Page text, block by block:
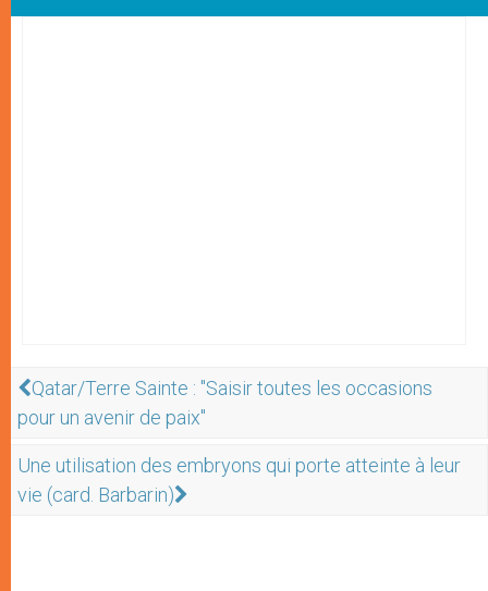
Qatar/Terre Sainte : "Saisir toutes les occasions
pour un avenir de paix"
Une utilisation des embryons qui porte atteinte à leur
vie (card. Barbarin)